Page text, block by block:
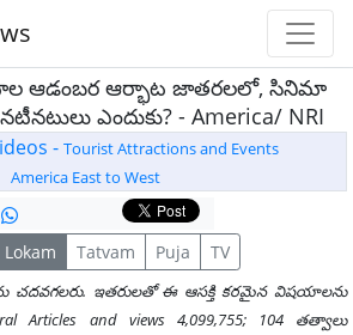
ఆడంబర ఆర్భాట జాతరలలో, సినిమా
ఎందుకు? - America/ NRI
- Tourist Attractions and Events
America East to West
Lokam Tatvam Puja TV
ఇతరులతో ఈ ఆసక్తి కరమైన విషయాలను
Articles and views 4,099,755; 104 తత్వాలు